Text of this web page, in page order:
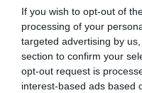
If you wish to opt-out of
processing of your
targeted advertising by
section to confirm your
opt-out request is
interest-based ads based
Compartir